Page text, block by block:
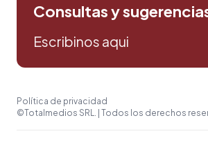
Consultas y
Escribinos aqui
Política de privacidad
©Totalmedios SRL. | Todos los derechos